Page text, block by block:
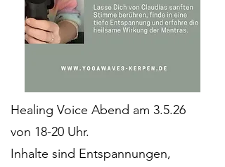
Healing Voice Abend am 3.5.26
von 18-20 Uhr.
Inhalte sind Entspannungen,